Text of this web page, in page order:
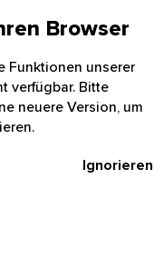
Browser
Funktionen unserer
verfügbar. Bitte
neuere Version, um
Ignorieren